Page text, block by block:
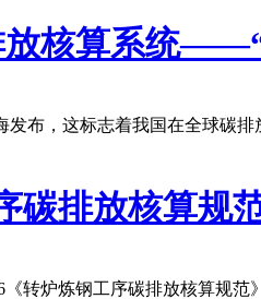
放核算系统
布，这标志着我国在全球碳
碳排放核算规
转炉炼钢工序碳排放核算规范